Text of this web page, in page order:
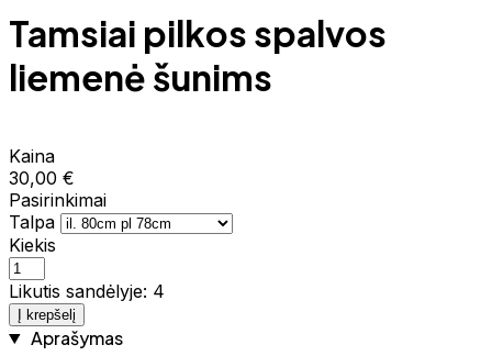
Tamsiai pilkos spalvos
liemenė šunims
Kaina
30,00 €
Pasirinkimai
Talpa
Kiekis
Likutis sandėlyje: 4
Į krepšelį
Aprašymas